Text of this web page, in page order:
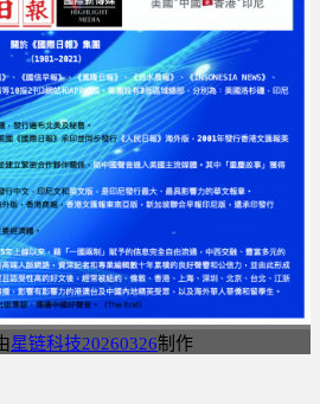
星链科技20260326制作